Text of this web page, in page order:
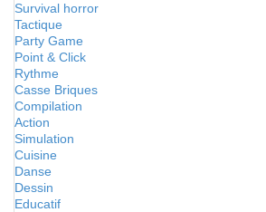
Survival horror
Tactique
Party Game
Point & Click
Rythme
Casse Briques
Compilation
Action
Simulation
Cuisine
Danse
Dessin
Educatif